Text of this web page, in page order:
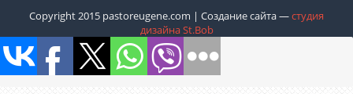
Copyright 2015 pastoreugene.com | Создание сайта —студия
дизайна St.Bob